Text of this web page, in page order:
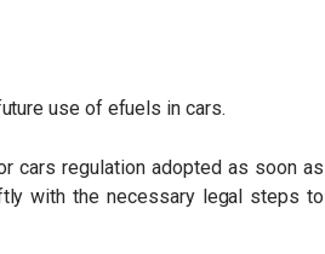
use of efuels in cars.
cars regulation adopted as soon as
with the necessary legal steps to